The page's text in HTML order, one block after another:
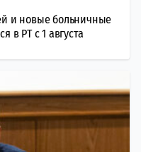
и новые больничные
в РТ с 1 августа